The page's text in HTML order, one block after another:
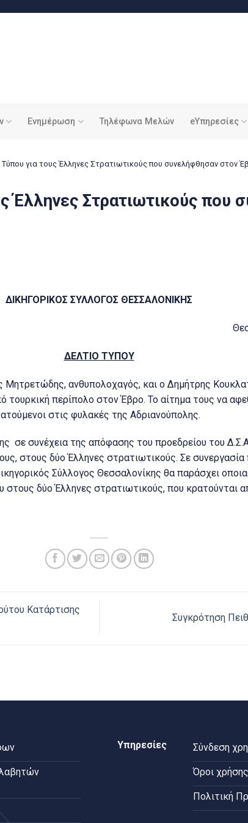
Ενημέρωση Τηλέφωνα Μελών eΥπηρεσίες
Τύπου για τους Έλληνες Στρατιωτικούς που συνελήφθησαν στον
Έλληνες Στρατιωτικούς που
ΔΙΚΗΓΟΡΙΚΟΣ ΣΥΛΛΟΓΟΣ ΘΕΣΣΑΛΟΝΙΚΗΣ
ΔΕΛΤΙΟ ΤΥΠΟΥ
Μητρετώδης, ανθυπολοχαγός, και ο Δημήτρης
τουρκική περίπολο στον Έβρο. Το αίτημα τους να
στις φυλακές της Αδριανούπολης.
σε συνέχεια της απόφασης του προεδρείου του
στους δύο Έλληνες στρατιωτικούς. Σε
Σύλλογος Θεσσαλονίκης θα παράσχει
δύο Έλληνες στρατιωτικούς, που κρατούνται
Κατάρτισης
Συγκρότηση
Υπηρεσίες Σύνδεση
Όροι χρήσης
Πολιτική